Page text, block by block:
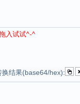
入试试^-^
结果(base64/hex):